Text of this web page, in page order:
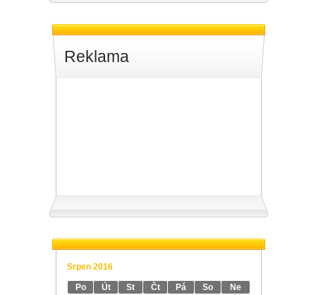
Reklama
Srpen 2016
Po Út St Čt Pá So
Ne